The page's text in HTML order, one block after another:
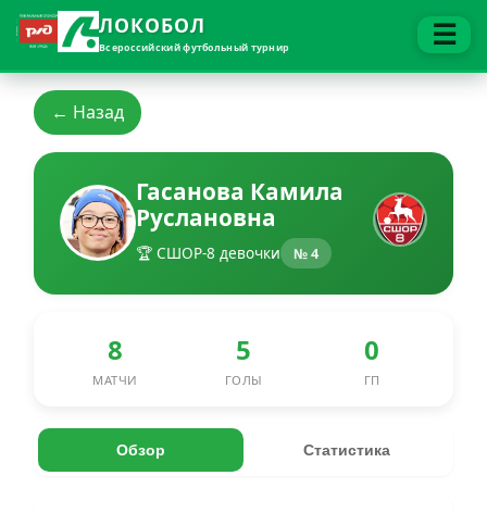
ЛОКОБОЛ
Всероссийский футбольный турнир ☰
← Назад
Гасанова Камила
Руслановна
🏆 СШОР-8 девочки № 4
8
МАТЧИ
5
ГОЛЫ
0
ГП
Обзор Статистика